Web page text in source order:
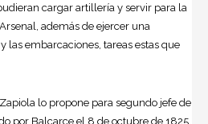
cargar artillería y servir para la
además de ejercer una
las embarcaciones, tareas estas que
lo propone para segundo jefe de
por Balcarce el 8 de octubre de 1825,